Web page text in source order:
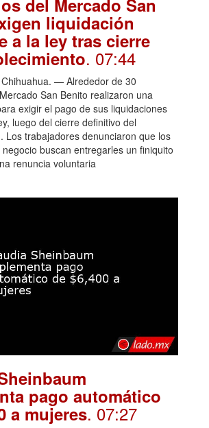
liquidación
a la ley tras cierre
. 07:44
— Alrededor de 30
San Benito realizaron una
exigir el pago de sus liquidaciones
luego del cierre definitivo del
Los trabajadores denunciaron que los
buscan entregarles un finiquito
renuncia voluntaria
pago automático
a mujeres. 07:27